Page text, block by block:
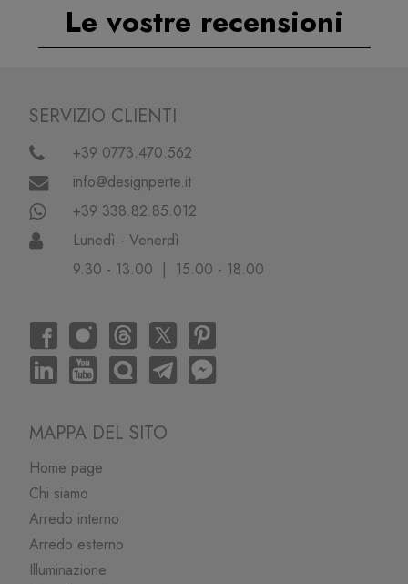
Le vostre recensioni
SERVIZIO CLIENTI
+39 0773.470.562
info@designperte.it
+39 338.82.85.012
Lunedì - Venerdì
9.30 - 13.00 | 15.00 - 18.00
MAPPA DEL SITO
Home page
Chi siamo
Arredo interno
Arredo esterno
Illuminazione